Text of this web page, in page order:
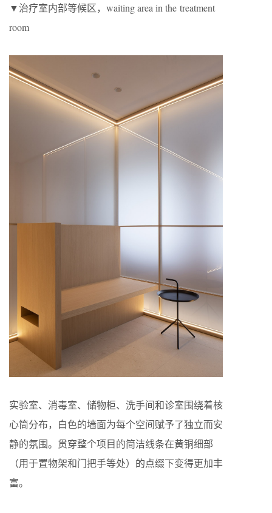
▼治疗室内部等候区，waiting area in the treatment
room
实验室、消毒室、储物柜、洗手间和诊室围绕着核
心筒分布，白色的墙面为每个空间赋予了独立而安
静的氛围。贯穿整个项目的简洁线条在黄铜细部
（用于置物架和门把手等处）的点缀下变得更加丰
富。